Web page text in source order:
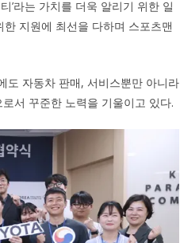
’라는 가치를 더욱 알리기 위한 일
지원에 최선을 다하며 스포츠맨
도 자동차 판매, 서비스뿐만 아니라
서 꾸준한 노력을 기울이고 있다.